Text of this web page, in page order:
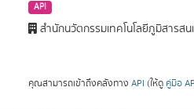
API
สำนักนวัตกรรมเทคโนโลยีภูมิสารสน
คุณสามารถเข้าถึงคลังทาง API (ให้ดู คู่มือ